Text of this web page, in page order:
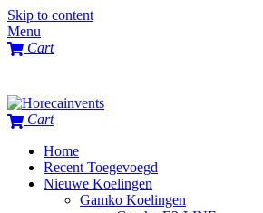
Skip to content
Menu
Cart
Cart
Home
Recent Toegevoegd
Nieuwe Koelingen
Gamko Koelingen